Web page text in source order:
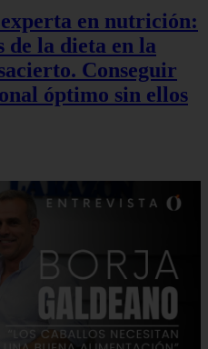
en nutrición:
la dieta en la
Conseguir
óptimo sin ellos